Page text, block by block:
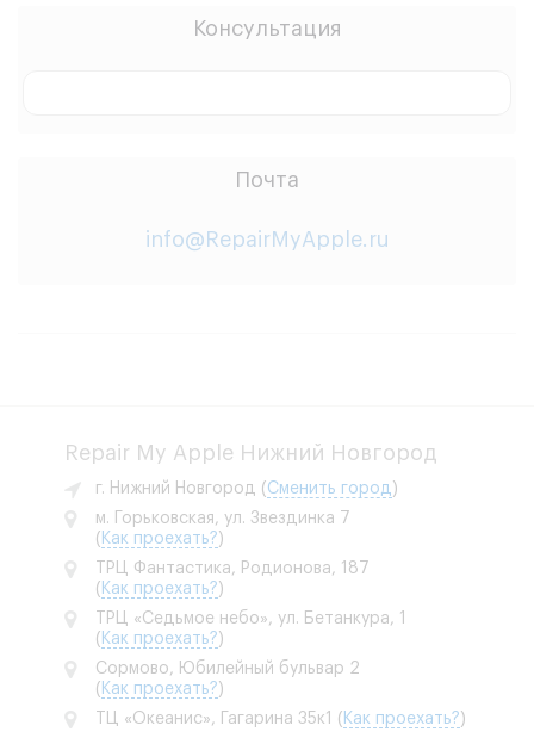
Консультация
Почта
info@RepairMyApple.ru
Repair My Apple Нижний Новгород
г. Нижний Новгород ( Сменить город )
м. Горьковская, ул. Звездинка 7
( Как проехать?)
ТРЦ Фантастика, Родионова, 187
( Как проехать?)
ТРЦ «Седьмое небо», ул. Бетанкура, 1
( Как проехать?)
Сормово, Юбилейный бульвар 2
( Как проехать?)
ТЦ «Океанис», Гагарина 35к1 ( Как проехать?)